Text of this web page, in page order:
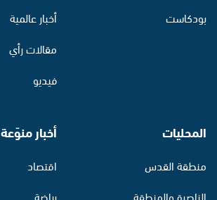
بودكاست
أخبار عالمية
مقالات رأي
فيديو
المحليات
منطقة القدس
أخبار منوّعة
اقتصاد